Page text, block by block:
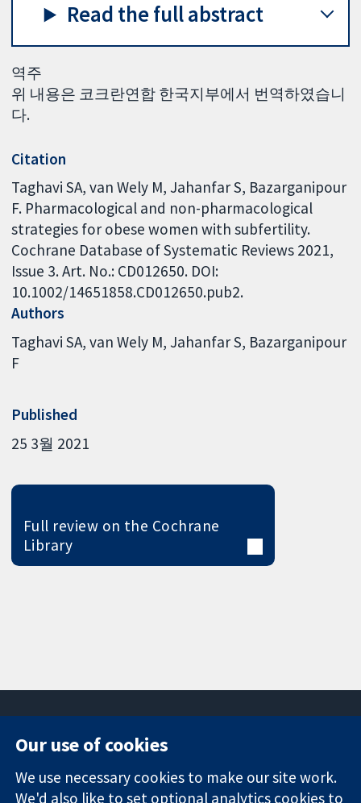
Read the full abstract
역주
위 내용은 코크란연합 한국지부에서 번역하였습니
다.
Citation
Taghavi SA, van Wely M, Jahanfar S, Bazarganipour
F. Pharmacological and non-pharmacological
strategies for obese women with subfertility.
Cochrane Database of Systematic Reviews 2021,
Issue 3. Art. No.: CD012650. DOI:
10.1002/14651858.CD012650.pub2.
Authors
Taghavi SA van Wely M Jahanfar S Bazarganipour
F
Published
25 3월 2021
Full review on the Cochrane
Library
Trusted
Square
London
News
Press office
Our use of cookies
We use necessary cookies to make our site work.
We'd also like to set optional analytics cookies to